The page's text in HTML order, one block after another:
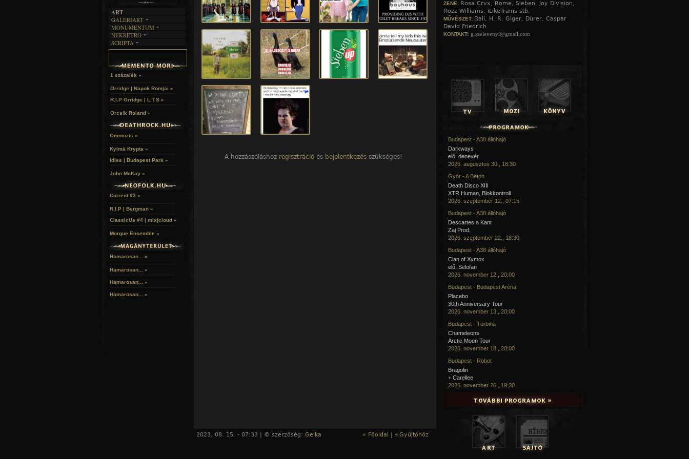
A hozzászóláshoz regisztrációés bejelentkezésszükséges!
2023. 08. 15. - 07:33 | © szerzőség: Gelka « Főoldal | « Gyűjtőhöz
ART
GALERIART
ARTGALERI
KÉPREGÉNYEK
LAKÁSKULTS
MONUMENTUM
TEMETŐK
TEMPLOMOK
HELYEK
NEKRETRO
SZUBKULT
RELIKVIÁK
SCRIPTA
NOVELLÁK
HALÁLTÁNC
1 százalék »
Orridge | Napok Romjai »
R.I.P Orridge | L.T.S »
Orcsik Roland »
Omniozis »
Kylmä Krypta »
Idles | Budapest Park »
John McKay »
Current 93 »
R.I.P | Bergman »
ClassicUs #4 | mix|cloud »
Morgue Ensemble »
Hamarosan... »
Hamarosan... »
Hamarosan... »
Hamarosan... »
ZENE: Rosa Crvx, Rome, Sieben, Joy Division,
Rozz Williams, iLikeTrains stb.
MŰVÉSZET: Dalí, H. R. Giger, Dürer, Caspar
David Friedrich
KONTAKT: g.szelevenyi@gmail.com
Budapest - A38 állóhajó
Darkways
elő: denevér
2026. augusztus 30., 18:30
Győr - A Beton
Death Disco XIII
XTR Human, Blokkontroll
2026. szeptember 12., 07:15
Budapest - A38 állóhajó
Descartes a Kant
Zaj Prod.
2026. szeptember 22., 18:30
Budapest - A38 állóhajó
Clan of Xymox
elő: Selofan
2026. november 12., 20:00
Budapest - Budapest Aréna
Placebo
30th Anniversary Tour
2026. november 13., 20:00
Budapest - Turbina
Chameleons
Arctic Moon Tour
2026. november 18., 20:00
Budapest - Robot
Bragolin
+ Carellee
2026. november 26., 19:30